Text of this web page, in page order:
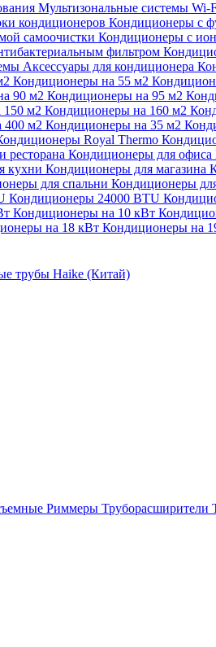
Мультизональные системы Wi-
кондиционеров Кондиционеры с
самоочистки Кондиционеры с
фильтром
Аксессуары для кондиционера
Кондиционеры на 55 м2
90 м2 Кондиционеры на 95 м2
м2 Кондиционеры на 160 м2
400 м2 Кондиционеры на 35 м2
Royal Thermo
ресторана Кондиционеры для офиса
кухни Кондиционеры для магазина
для спальни Кондиционеры
Кондиционеры 24000 BTU
Кондиционеры на 10 кВт
на 18 кВт Кондиционеры на
трубы Haike (Китай)
Риммеры Труборасширители